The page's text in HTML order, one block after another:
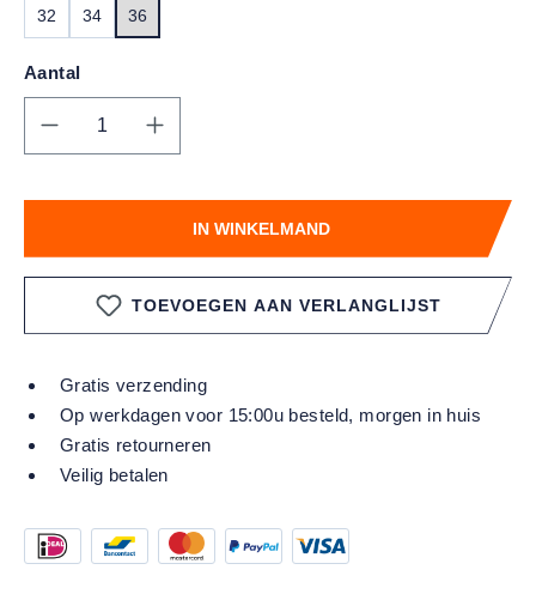
32 34 36
Aantal
Producthoeveelheid: Voer de gewenste
IN WINKELMAND
TOEVOEGEN AAN VERLANGLIJST
Gratis verzending
Op werkdagen voor 15:00u besteld, morgen in huis
Gratis retourneren
Veilig betalen